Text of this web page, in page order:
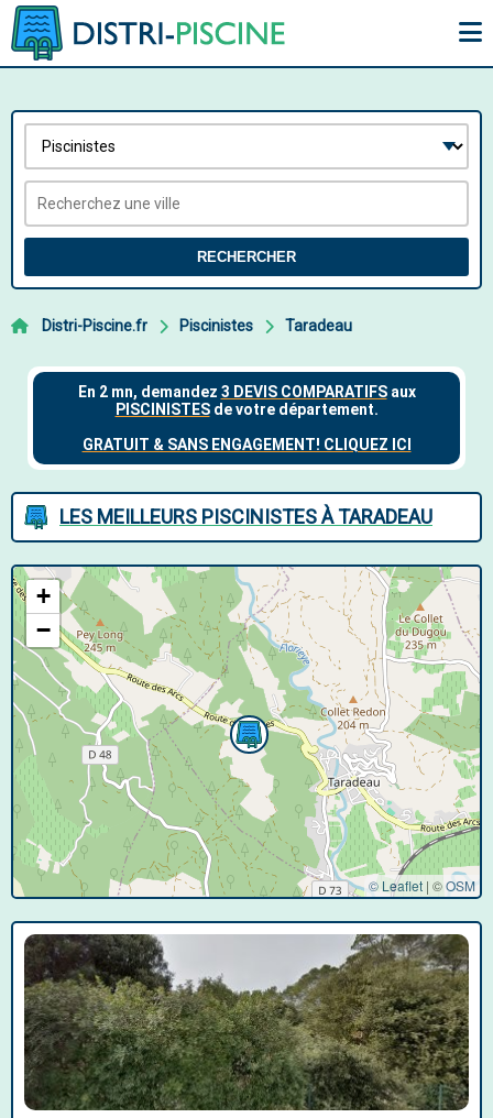
RECHERCHER
Distri-Piscine.fr Piscinistes Taradeau
LES MEILLEURS PISCINISTES À TARADEAU
+
−
© Leaflet | ©OSM